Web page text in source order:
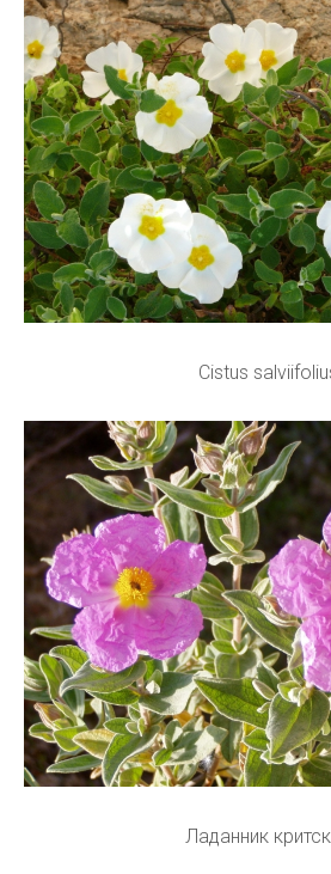
Cistus
Ладанник